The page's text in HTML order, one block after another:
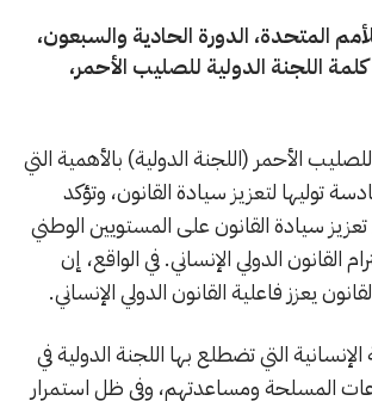
المتحدة، الدورة الحادية والسبعون،
اللجنة الدولية للصليب الأحمر،
الأحمر (اللجنة الدولية) بالأهمية التي
توليها لتعزيز سيادة القانون، وتؤكد
تعزيز سيادة القانون على المستويين الوطني
القانون الدولي الإنساني. في الواقع، إن
يعزز فاعلية القانون الدولي الإنساني.
الإنسانية التي تضطلع بها اللجنة الدولية في
المسلحة ومساعدتهم، وفي ظل استمرار